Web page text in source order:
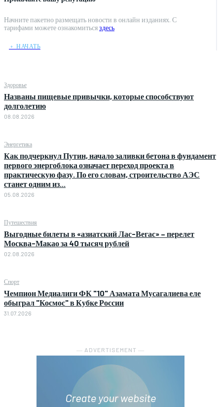
Начните пакетно размещать новости в онлайн изданиях. С
тарифами можете ознакомитьсяздесь
﹢ НАЧАТЬ
Здоровье
Названы пищевые привычки, которые способствуют
долголетию
08.08.2026
Энергетика
Как подчеркнул Путин, начало заливки бетона в фундамент
первого энергоблока означает переход проекта в
практическую фазу. По его словам, строительство АЭС
станет одним из...
05.08.2026
Путешествия
Выгодные билеты в «азиатский Лас-Вегас» – перелет
Москва-Макао за 40 тысяч рублей
02.08.2026
Спорт
Чемпион Медиалиги ФК "10" Азамата Мусагалиева еле
обыграл "Космос" в Кубке России
31.07.2026
― ADVERTISEMENT ―